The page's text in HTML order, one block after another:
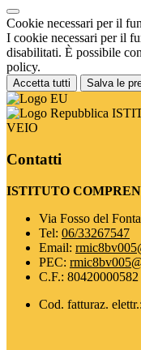
Cookie necessari per il
I cookie necessari per il
disabilitati. È possibile
policy.
Accetta tutti Salva le
VEIO
Contatti
ISTITUTO
Via Fosso del
Tel: 06/33267547
Email:
PEC:
C.F.: 80420000582
Cod. fatturaz.